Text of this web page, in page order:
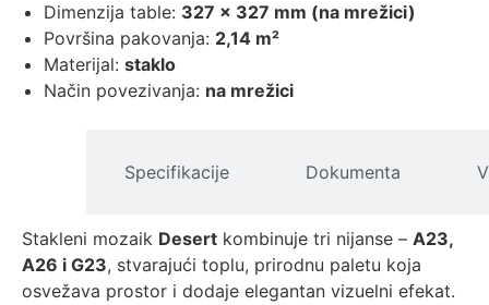
Dimenzija table: 327 × 327 mm (na mrežici)
Površina pakovanja: 2,14 m²
Materijal: staklo
Način povezivanja: na mrežici
Specifikacije Dokumenta
Stakleni mozaik Desert kombinuje tri nijanse – A23,
A26 i G23, stvarajući toplu, prirodnu paletu koja
osvežava prostor i dodaje elegantan vizuelni efekat.